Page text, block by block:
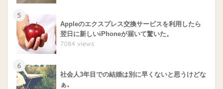
5
Appleのエクスプレス交換サービスを利用したら
翌日に新しいiPhoneが届いて驚いた。
7084 views
6
社会人3年目での結婚は別に早くないと思うけどな
ぁ。